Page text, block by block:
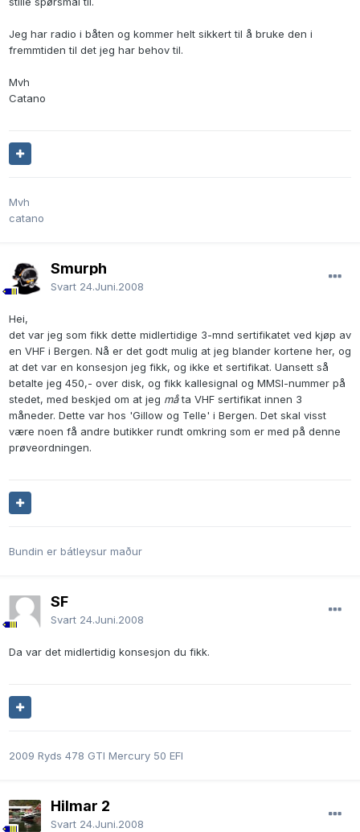
Jeg har radio i båten og kommer helt sikkert til å bruke den i
fremmtiden til det jeg har behov til.
Mvh
Catano
Mvh
catano
Smurph
Svart 24.Juni.2008
Hei,
det var jeg som fikk dette midlertidige 3-mnd sertifikatet ved kjøp av
en VHF i Bergen. Nå er det godt mulig at jeg blander kortene her, og
at det var en konsesjon jeg fikk, og ikke et sertifikat. Uansett så
betalte jeg 450,- over disk, og fikk kallesignal og MMSI-nummer på
stedet, med beskjed om at jeg måta VHF sertifikat innen 3
måneder. Dette var hos 'Gillow og Telle' i Bergen. Det skal visst
være noen få andre butikker rundt omkring som er med på denne
prøveordningen.
Bundin er bátleysur maður
SF
Svart 24.Juni.2008
Da var det midlertidig konsesjon du fikk.
2009 Ryds 478 GTI Mercury 50 EFI
Hilmar 2
Svart 24.Juni.2008